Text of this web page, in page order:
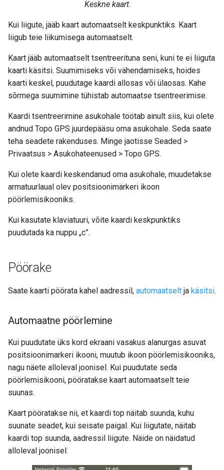
Keskne kaart.
Kui liigute, jääb kaart automaatselt keskpunktiks. Kaart
liigub teie liikumisega automaatselt.
Kaart jääb automaatselt tsentreerituna seni, kuni te ei liiguta
kaarti käsitsi. Suumimiseks või vähendamiseks, hoides
kaarti keskel, puudutage kaardi allosas või ülaosas. Kahe
sõrmega suumimine tühistab automaatse tsentreerimise.
Kaardi tsentreerimine asukohale töötab ainult siis, kui olete
andnud Topo GPS juurdepääsu oma asukohale. Seda saate
teha seadete rakenduses. Minge jaotisse Seaded >
Privaatsus > Asukohateenused > Topo GPS.
Kui olete kaardi keskendanud oma asukohale, muudetakse
armatuurlaual olev positsioonimärkeri ikoon
pöörlemisikooniks.
Kui kasutate klaviatuuri, võite kaardi keskpunktiks
puudutada ka nuppu „c”.
Pöörake
Saate kaarti pöörata kahel aadressil, automaatselt ja käsitsi.
Automaatne pöörlemine
Kui puudutate üks kord ekraani vasakus alanurgas asuvat
positsioonimarkeri ikooni, muutub ikoon pöörlemisikooniks,
nagu näete alloleval joonisel. Kui puudutate seda
pöörlemisikooni, pööratakse kaart automaatselt teie
suunas.
Kaart pööratakse nii, et kaardi top näitab suunda, kuhu
suunate seadet, kui seisate paigal. Kui liigutate, näitab
kaardi top suunda, aadressil liigute. Näide on näidatud
alloleval joonisel: